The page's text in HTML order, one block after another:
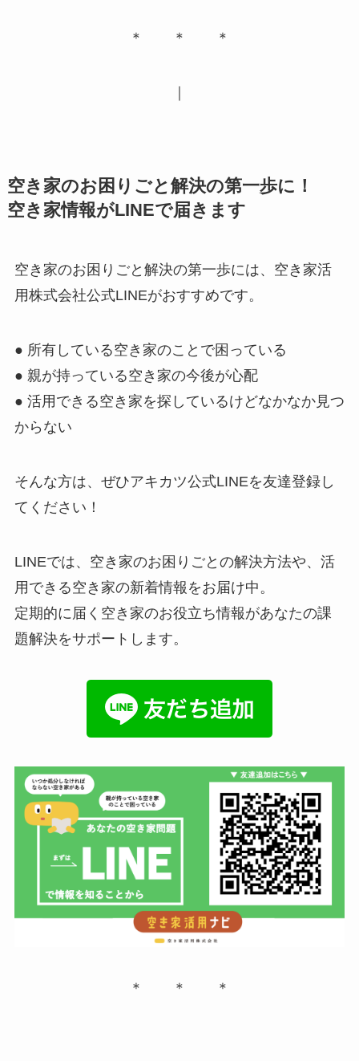
＊ ＊ ＊
空き家のお困りごと解決の第一歩に！
空き家情報がLINEで届きます
空き家のお困りごと解決の第一歩には、空き家活
用株式会社公式LINEがおすすめです。
● 所有している空き家のことで困っている
● 親が持っている空き家の今後が心配
● 活用できる空き家を探しているけどなかなか見つ
からない
そんな方は、ぜひアキカツ公式LINEを友達登録し
てください！
LINEでは、空き家のお困りごとの解決方法や、活
用できる空き家の新着情報をお届け中。
定期的に届く空き家のお役立ち情報があなたの課
題解決をサポートします。
＊ ＊ ＊